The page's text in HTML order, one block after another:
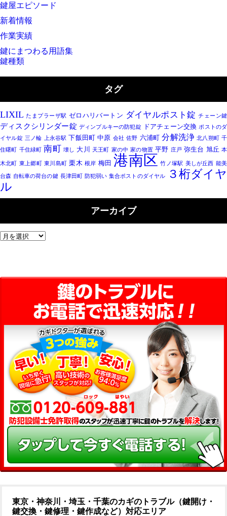
鍵屋エピソード
新着情報
作業実績
鍵にまつわる用語集
鍵種類
タグ
LIXIL たまプラーザ駅 ゼロハリバートン ダイヤルポスト錠 チェーン鍵
ディスクシリンダー錠 ディンプルキーの防犯錠 ドアチェーン交換 ポストのダ
イヤル錠 三ノ輪 上永谷駅 下飯田町 中原 会社 佐野 六浦町 分解洗浄 北八朔町 千
住曙町 千住緑町 南町 壊し 大川 天王町 家の中 家の物置 平野 庄戸 弥生台 旭丘 本
木北町 東上郷町 東川島町 栗木 根岸 梅田 港南区 竹ノ塚駅 美しが丘西 能美
台森 自転車の荷台の鍵 長津田町 防犯弱い 集合ポストのダイヤル
３桁ダイヤ
ル
アーカイブ
ア
ブ
東京・神奈川・埼玉・千葉のカギのトラブル（鍵開け・
鍵交換・鍵修理・鍵作成など）対応エリア